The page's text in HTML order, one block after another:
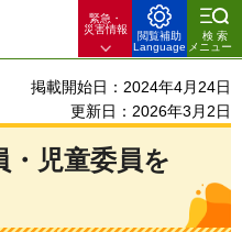
緊急・
災害情報
閲覧補助
Language
検索
メニュー
掲載開始日：2024年4月24日
更新日：2026年3月2日
・児童委員を